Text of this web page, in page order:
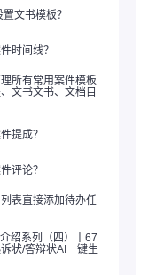
文书模板？
时间线？
所有常用案件模板
、文书文书、文档目
提成？
评论？
表直接添加待办任
绍系列（四）丨67
状/答辩状AI一键生